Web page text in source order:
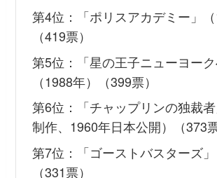
第4位：「ポリスアカデミー」（
（419票）
第5位：「星の王子ニューヨーク
（1988年）（399票）
第6位：「チャップリンの独裁
制作、1960年日本公開）（373票
第7位：「ゴーストバスターズ」
（331票）